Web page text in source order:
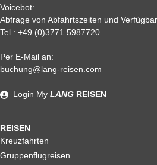
Alle weiteren Stronierungsbedingungen
unseren AGB. Wir empfehlen Ihnen den
Reiserücktrittskostenversicherung
Voicebot:
Abfrage von Abfahrtszeiten und
Tel.: +49 (0)3771 5987720
Per E-Mail an:
buchung@lang-reisen.com
REISEN
Kreuzfahrten
Gruppenflugreisen
Login My LANG REISEN